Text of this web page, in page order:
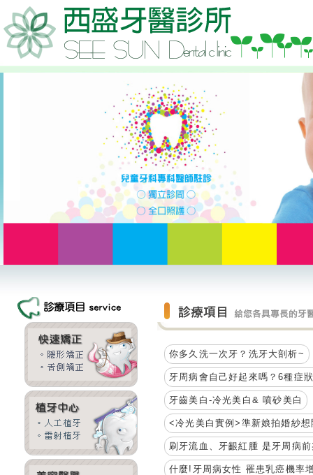
你多久洗一次牙？洗牙大剖析~
牙周病會自己好起來嗎？6種症
牙齒美白-冷光美白& 噴砂美白
<冷光美白實例>準新娘拍婚紗
刷牙流血、牙齦紅腫 是牙周病
什麼!牙周病女性 罹患乳癌機率